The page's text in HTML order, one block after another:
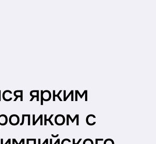
ярким
с